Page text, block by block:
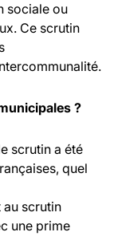
sociale ou
Ce scrutin
?
scrutin a été
quel
scrutin
une prime